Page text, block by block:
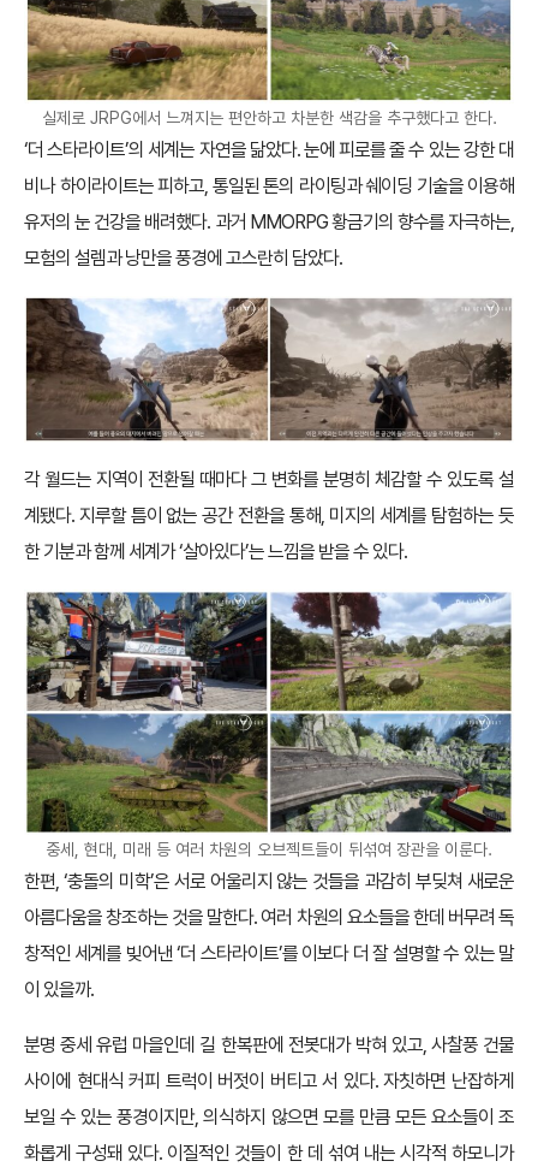
실제로 JRPG에서 느껴지는 편안하고 차분한 색감을 추구했다고 한다.
‘더 스타라이트’의 세계는 자연을 닮았다. 눈에 피로를 줄 수 있는 강한 대
비나 하이라이트는 피하고, 통일된 톤의 라이팅과 쉐이딩 기술을 이용해
유저의 눈 건강을 배려했다. 과거 MMORPG 황금기의 향수를 자극하는,
모험의 설렘과 낭만을 풍경에 고스란히 담았다.
각 월드는 지역이 전환될 때마다 그 변화를 분명히 체감할 수 있도록 설
계됐다. 지루할 틈이 없는 공간 전환을 통해, 미지의 세계를 탐험하는 듯
한 기분과 함께 세계가 ‘살아있다’는 느낌을 받을 수 있다.
중세, 현대, 미래 등 여러 차원의 오브젝트들이 뒤섞여 장관을 이룬다.
한편, ‘충돌의 미학’은 서로 어울리지 않는 것들을 과감히 부딪쳐 새로운
아름다움을 창조하는 것을 말한다. 여러 차원의 요소들을 한데 버무려 독
창적인 세계를 빚어낸 ‘더 스타라이트’를 이보다 더 잘 설명할 수 있는 말
이 있을까.
분명 중세 유럽 마을인데 길 한복판에 전봇대가 박혀 있고, 사찰풍 건물
사이에 현대식 커피 트럭이 버젓이 버티고 서 있다. 자칫하면 난잡하게
보일 수 있는 풍경이지만, 의식하지 않으면 모를 만큼 모든 요소들이 조
화롭게 구성돼 있다. 이질적인 것들이 한 데 섞여 내는 시각적 하모니가